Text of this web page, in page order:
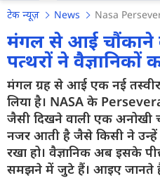
होम
न्यूज़
रिव्यू
मोबाइल फोन्स
टेक न्यूज़ News Nasa
मंगल से आई चौंकाने
पत्थरों ने वैज्ञानिकों
मंगल ग्रह से आई एक नई तस्वीर
लिया है। NASA के
जैसी दिखने वाली एक अनोखी
नजर आती है जैसे किसी ने
रखा हो। वैज्ञानिक अब इसके
समझने में जुटे हैं। आइए जानते